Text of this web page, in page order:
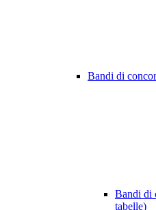
Bandi di
Bandi di
tabelle)